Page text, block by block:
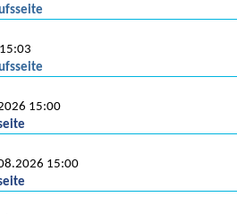
15:00
15:00